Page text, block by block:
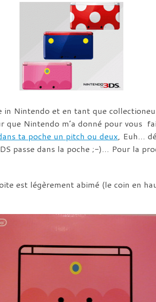
in Nintendo et en tant que
que Nintendo m’a donné pour vous
ta poche un pitch ou deux, Euh…
passe dans la poche ;-)… Pour la
est légèrement abimé (le coin en